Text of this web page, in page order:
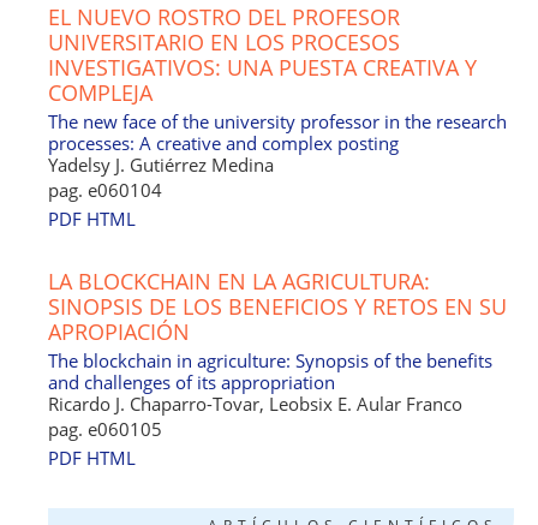
EL NUEVO ROSTRO DEL PROFESOR
UNIVERSITARIO EN LOS PROCESOS
INVESTIGATIVOS: UNA PUESTA CREATIVA Y
COMPLEJA
The new face of the university professor in the research
processes: A creative and complex posting
Yadelsy J. Gutiérrez Medina
pag. e060104
PDF HTML
LA BLOCKCHAIN EN LA AGRICULTURA:
SINOPSIS DE LOS BENEFICIOS Y RETOS EN SU
APROPIACIÓN
The blockchain in agriculture: Synopsis of the benefits
and challenges of its appropriation
Ricardo J. Chaparro-Tovar, Leobsix E. Aular Franco
pag. e060105
PDF HTML